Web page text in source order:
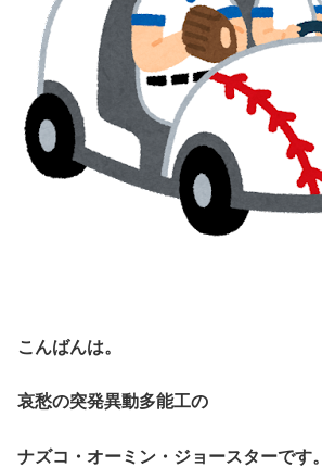
こんばんは。
哀愁の突発異動多能工の
ナズコ・オーミン・ジョースターです。